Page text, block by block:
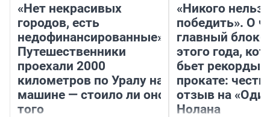
«Нет некрасивых
городов, есть
недофинансированные».
Путешественники
проехали 2000
километров по Уралу на
машине — стоило ли оно
того
«Никого нельзя
победить». О
главный
этого года,
бьет рекорды в
прокате:
отзыв на
Нолана